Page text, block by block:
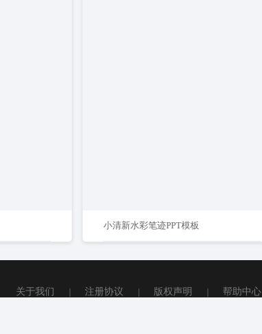
小清新水彩笔迹PPT模板
关于我们 | 注册协议 | 版权声明 | 帮助中心